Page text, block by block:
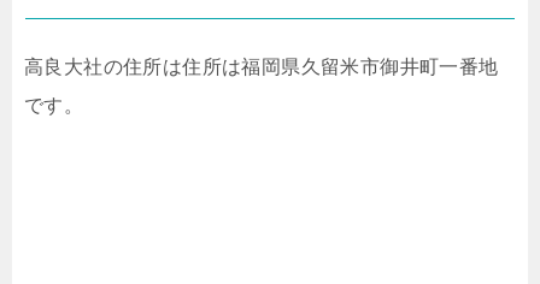
高良大社の住所は住所は福岡県久留米市御井町一番地
です。